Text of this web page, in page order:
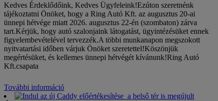
Kedves Érdeklődőink, Kedves Ügyfeleink!Ezúton szeretnénk
tájékoztatni Önöket, hogy a Ring Autó Kft. az augusztus 20-ai
ünnepi hétvége miatt 2026. augusztus 22-én (szombaton) zárva
tart.Kérjük, hogy autó szalonjaink látogatást, ügyintézésüket ennek
figyelembevételével tervezzék.A többi munkanapon megszokott
nyitvatartási időben várjuk Önöket szeretettel!Köszönjük
megértésüket, és kellemes ünnepi hétvégét kívánunk!Ring Autó
Kft.csapata
További információ